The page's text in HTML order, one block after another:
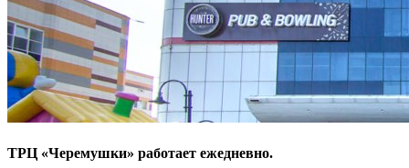
ТРЦ «Черемушки» работает ежедневно.